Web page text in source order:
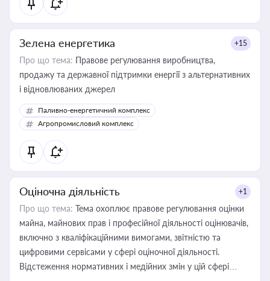
Зелена енергетика +15
Про що тема: Правове регулювання виробництва,
продажу та державної підтримки енергії з альтернативних
і відновлюваних джерел
Паливно-енергетичний комплекс
Агропромисловий комплекс
Оціночна діяльність +1
Про що тема: Тема охоплює правове регулювання оцінки
майна, майнових прав і професійної діяльності оцінювачів,
включно з кваліфікаційними вимогами, звітністю та
цифровими сервісами у сфері оціночної діяльності.
Відстеження нормативних і медійних змін у цій сфері